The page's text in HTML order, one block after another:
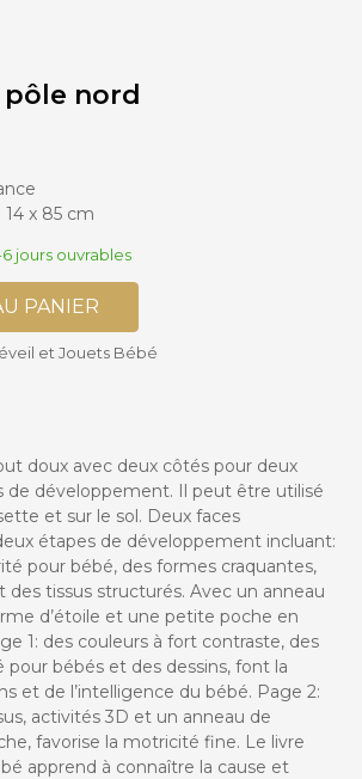
nord
x 85 cm
6 jours ouvrables
PANIER
et Jouets Bébé
doux avec deux côtés pour deux
de développement. Il peut être utilisé
et sur le sol. Deux faces
étapes de développement incluant:
pour bébé, des formes craquantes,
des tissus structurés. Avec un anneau
d’étoile et une petite poche en
1: des couleurs à fort contraste, des
pour bébés et des dessins, font la
et de l’intelligence du bébé. Page 2:
activités 3D et un anneau de
favorise la motricité fine. Le livre
apprend à connaître la cause et